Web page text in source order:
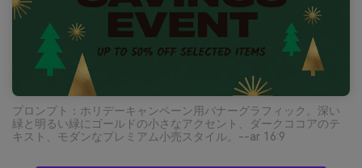
プロンプト：ホリデーキャンペーン用バナーグラフィック。深い
緑と明るい緑にゴールドの小さなアクセント、ダークココアのテ
キスト、モダンなプレミアム小売スタイル。--ar 16:9